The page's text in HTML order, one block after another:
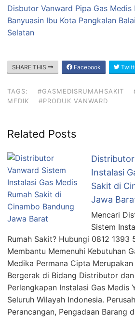
Disbutor Vanward Pipa Gas Medis
Banyuasin Ibu Kota Pangkalan
Selatan
SHARE THIS Facebook
TAGS: #GASMEDISRUMAHSAKIT
MEDIK
#PRODUK VANWARD
Related Posts
Instalasi
Sakit di
Jawa
Mencari
Sistem
Rumah Sakit? Hubungi 0812 1393
Membantu Memenuhi Kebutuhan
Medika Permana Cipta Merupakan
Bergerak di Bidang Distributor
Perlengkapan Instalasi Gas Medis
Seluruh Wilayah Indonesia.
Perancangan, Pengadaan Barang